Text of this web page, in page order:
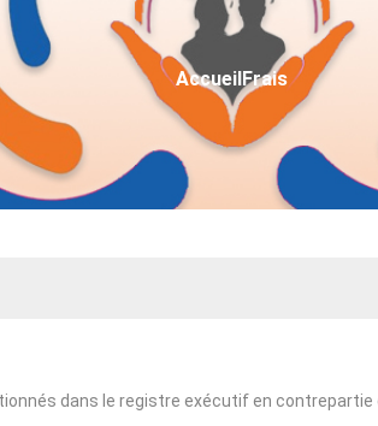
Fil
D'Ariane
AccueilFrais
dans le registre exécutif en